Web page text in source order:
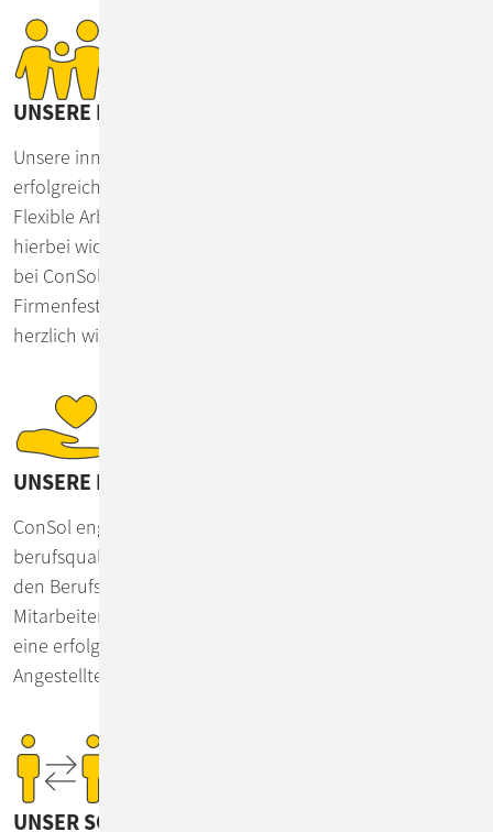
UNSERE FAMILIENKULTUR
Unsere innovativen Arbeitsmodelle fördern eine
erfolgreiche Balance zwischen Beruf und Privatleben.
Flexible Arbeitszeiten und ein flexibler Arbeitsort sind
hierbei wichtige Voraussetzungen. Insgesamt herrscht
bei ConSol ein familienfreundliches Klima: Bei unseren
Firmenfesten sind auch die Partner*innen und Familien
herzlich willkommen.
UNSERE FLÜCHTLINGSHILFE
ConSol engagiert sich in Netzwerken und
berufsqualifizierenden Programmen, um Geflüchteten
den Berufseinstieg zu erleichtern. Mehrere
Mitarbeiter*innen mit Migrationshintergrund haben über
eine erfolgreiche Ausbildung den Weg in ein festes
Angestelltenverhältnis gefunden.
UNSER SOZIALES UND GESELLSCHAFTLICHES